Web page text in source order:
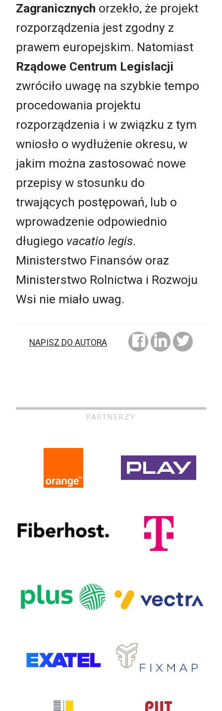
Zagranicznych orzekło, że projekt
rozporządzenia jest zgodny z
prawem europejskim. Natomiast
Rządowe Centrum Legislacji
zwróciło uwagę na szybkie tempo
procedowania projektu
rozporządzenia i w związku z tym
wniosło o wydłużenie okresu, w
jakim można zastosować nowe
przepisy w stosunku do
trwających postępowań, lub o
wprowadzenie odpowiednio
długiego vacatio legis.
Ministerstwo Finansów oraz
Ministerstwo Rolnictwa i Rozwoju
Wsi nie miało uwag.
NAPISZ DO AUTORA
PARTNERZY